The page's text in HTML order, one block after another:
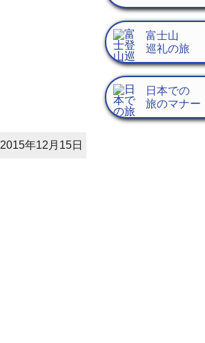
富士山
巡礼の旅
日本での
旅のマナー
2015年12月15日